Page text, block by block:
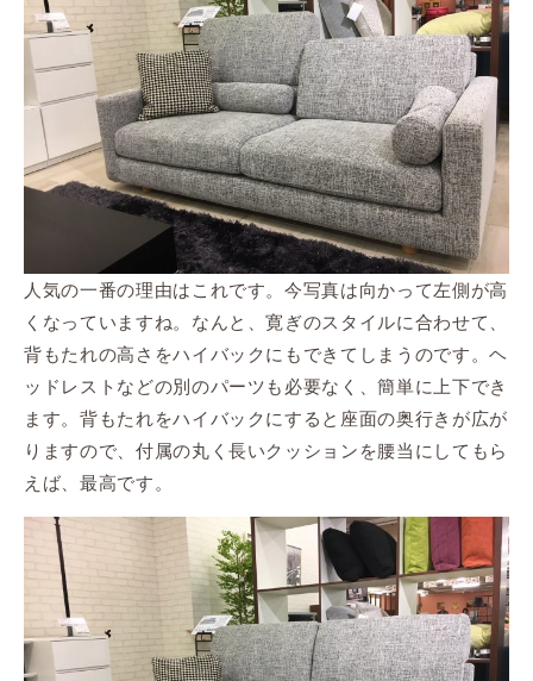
人気の一番の理由はこれです。今写真は向かって左側が高
くなっていますね。なんと、寛ぎのスタイルに合わせて、
背もたれの高さをハイバックにもできてしまうのです。ヘ
ッドレストなどの別のパーツも必要なく、簡単に上下でき
ます。背もたれをハイバックにすると座面の奥行きが広が
りますので、付属の丸く長いクッションを腰当にしてもら
えば、最高です。